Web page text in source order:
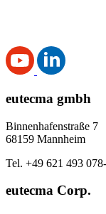
eutecma gmbh
Binnenhafenstraße 7
68159 Mannheim
Tel. +49 621 493
eutecma Corp.